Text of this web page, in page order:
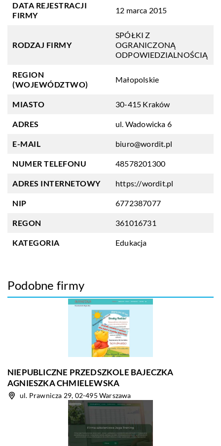
DATA REJESTRACJI
FIRMY
12 marca 2015
RODZAJ FIRMY
SPÓŁKI Z
OGRANICZONĄ
ODPOWIEDZIALNOŚCIĄ
REGION
(WOJEWÓDZTWO)
Małopolskie
MIASTO 30-415 Kraków
ADRES ul. Wadowicka 6
E-MAIL biuro@wordit.pl
NUMER TELEFONU 48578201300
ADRES INTERNETOWY https://wordit.pl
NIP 6772387077
REGON 361016731
KATEGORIA Edukacja
Podobne firmy
NIEPUBLICZNE PRZEDSZKOLE BAJECZKA
AGNIESZKA CHMIELEWSKA
ul. Prawnicza 29, 02-495 Warszawa